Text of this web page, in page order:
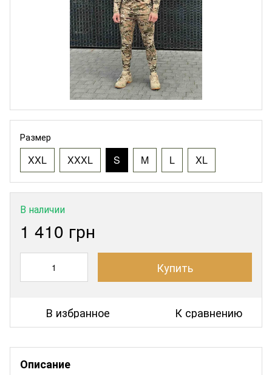
Размер
XXL XXXL S M L XL
В наличии
1 410 грн
Купить
В избранное К сравнению
Описание